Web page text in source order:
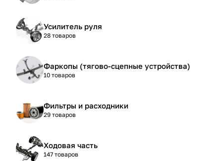
Усилитель руля
28 товаров
Фаркопы (тягово-сцепные устройства)
10 товаров
Фильтры и расходники
29 товаров
Ходовая часть
147 товаров